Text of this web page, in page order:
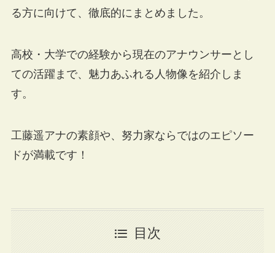
る方に向けて、徹底的にまとめました。
高校・大学での経験から現在のアナウンサーとし
ての活躍まで、魅力あふれる人物像を紹介しま
す。
工藤遥アナの素顔や、努力家ならではのエピソー
ドが満載です！
目次